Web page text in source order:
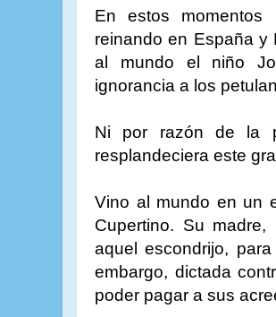
En estos momentos
reinando en España y
al mundo el niño
ignorancia a los
Ni por razón de la
resplandeciera este
Vino al mundo en un
Cupertino. Su
aquel escondrijo,
embargo, dictada
poder pagar a sus